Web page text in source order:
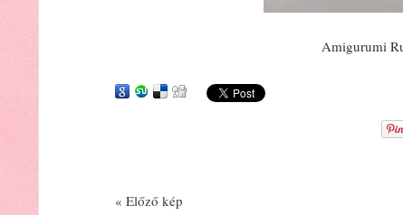
Amigurumi
« Előző kép